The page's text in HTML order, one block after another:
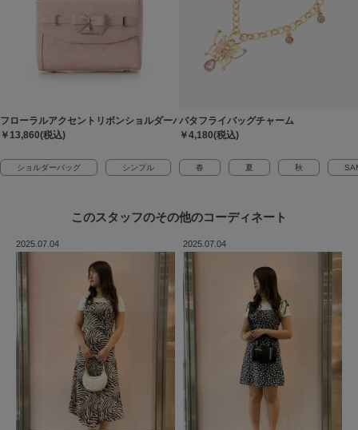
フローラルアクセントリボンショルダーバッグ
￥13,860(税込)
バタフライバッグチャーム
￥4,180(税込)
ショルダーバッグ シンプル 春 夏 秋
このスタッフのその他のコーディネート
2025.07.04 2025.07.04